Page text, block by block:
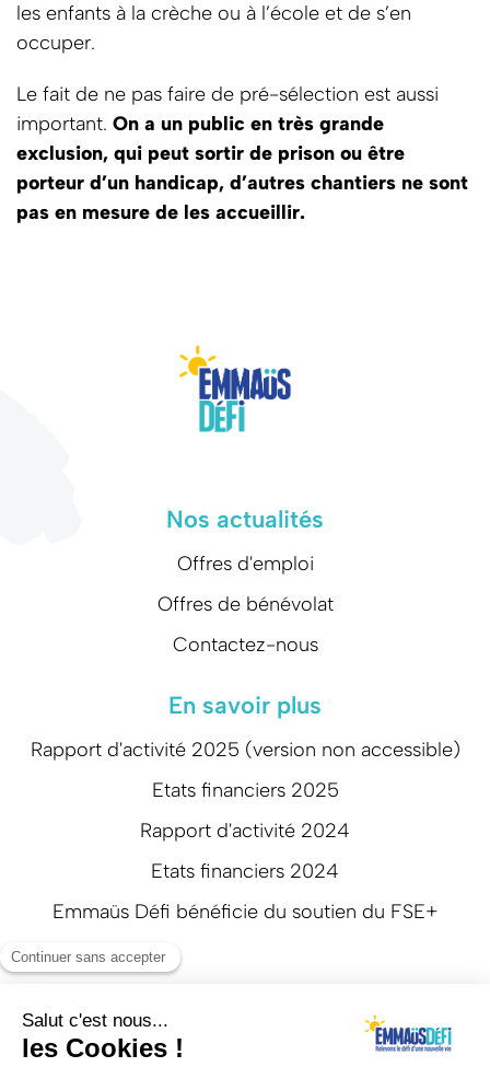
les enfants à la crèche ou à l’école et de s’en
occuper.
Le fait de ne pas faire de pré-sélection est aussi
important. On a un public en très grande
exclusion, qui peut sortir de prison ou être
porteur d’un handicap, d’autres chantiers ne sont
pas en mesure de les accueillir.
Nos actualités
Offres d'emploi
Offres de bénévolat
Contactez-nous
En savoir plus
Rapport d'activité 2025 (version non accessible)
Etats financiers 2025
Rapport d'activité 2024
Etats financiers 2024
Emmaüs Défi bénéficie du soutien du FSE+